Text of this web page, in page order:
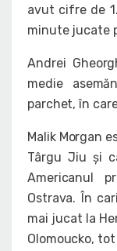
avut cifre de
minute jucate
Andrei
medie
parchet, în
Malik Morgan
Târgu Jiu și
Americanul
Ostrava. În
mai jucat la
Olomoucko,